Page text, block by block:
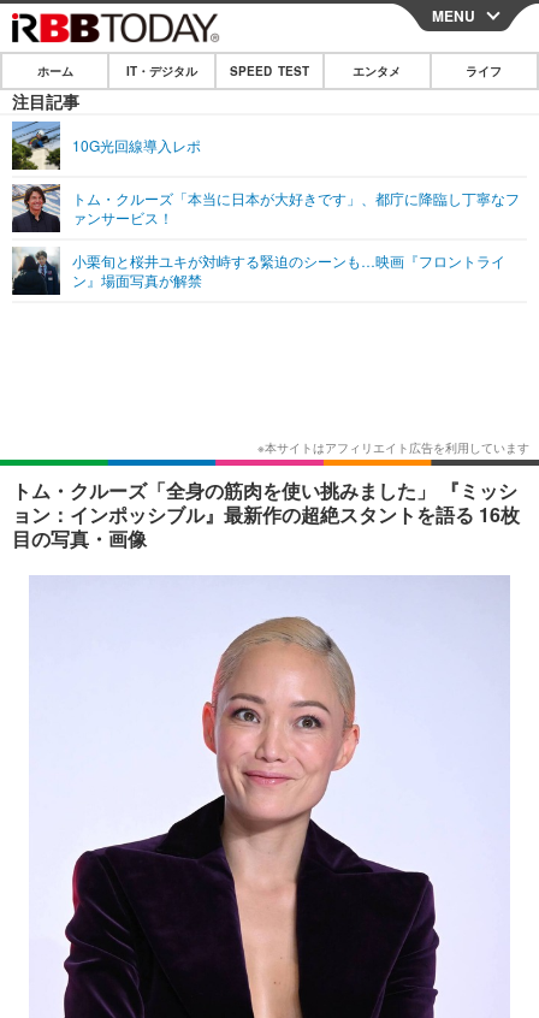
CLOSE
ホーム
IT・デジタル
ネタ
ショッピング その他
SPEED TEST
エンタメ
エンタメTOP
ショッピング その他
ライフ
MENU
ホーム IT・デジタル SPEED TEST エンタメ ライフ
注目記事
10G光回線導入レポ
トム・クルーズ「本当に日本が大好きです」、都庁に降臨し丁寧なフ
ァンサービス！
小栗旬と桜井ユキが対峙する緊迫のシーンも…映画『フロントライ
ン』場面写真が解禁
トム・クルーズ「全身の筋肉を使い挑みました」 『ミッシ
ョン：インポッシブル』最新作の超絶スタントを語る 16枚
目の写真・画像